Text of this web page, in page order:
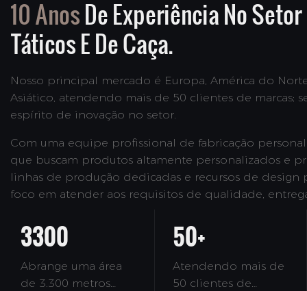
10 AnosDe Experiência No
Táticos E De Caça.
Nosso principal mercado é Europa, América do
Asiático, atendendo mais de 50 clientes de marcas;
espírito de inovação no setor.
Com uma equipe profissional de fabricação
que buscam produtos altamente personalizados e
linhas de produção dedicadas e recursos de design
foco em atender aos requisitos de qualidade,
3300
Abrange uma área
de 3.300 metros
50+
Atendendo mais de
50 clientes de